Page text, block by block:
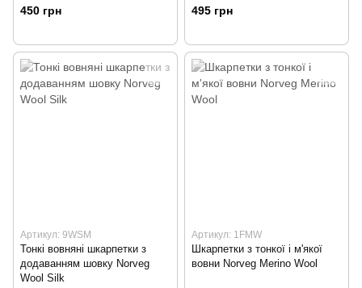
450 грн 495 грн
Артикул: 9WSM
Тонкі вовняні шкарпетки з
додаванням шовку Norveg
Wool Silk
Артикул: 1FMW
Шкарпетки з тонкої і м'якої
вовни Norveg Merino Wool